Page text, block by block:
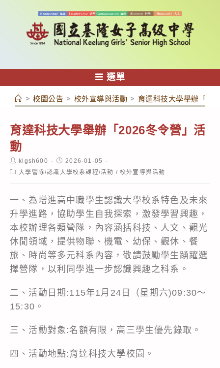
容
選單
> 校園公告 > 校外宣導與活動 > 育達科技大學舉辦「
育達科技大學舉辦「2026冬令營」活
動
Post
author:
klgsh600
Post
published:
2026-01-05
Post大學營隊/認識大學校系課程/活動 / 校外宣導與活動
一、為增進高中職學生認識大學校系特色及未來
升學進路，協助學生自我探索，激發學習興趣，
本校辦理各類營隊，內容涵括科技、人文、觀光
休閒領域，提供物聯、機電、幼保、觀休、餐
旅、時尚等多元科系內容，敬請鼓勵學生踴躍選
擇營隊，以利同學進一步認識興趣之科系。
二、活動日期:115年1月24日（星期六)09:30～
15:30。
三、活動對象:名額有限，高三學生優先錄取。
四、活動地點:育達科技大學校園。